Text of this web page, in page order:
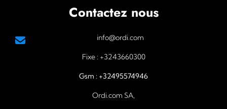
Contactez nous
info@ordi.com
Fixe : +3243660300
Gsm : +32495574946
Ordi.com SA,